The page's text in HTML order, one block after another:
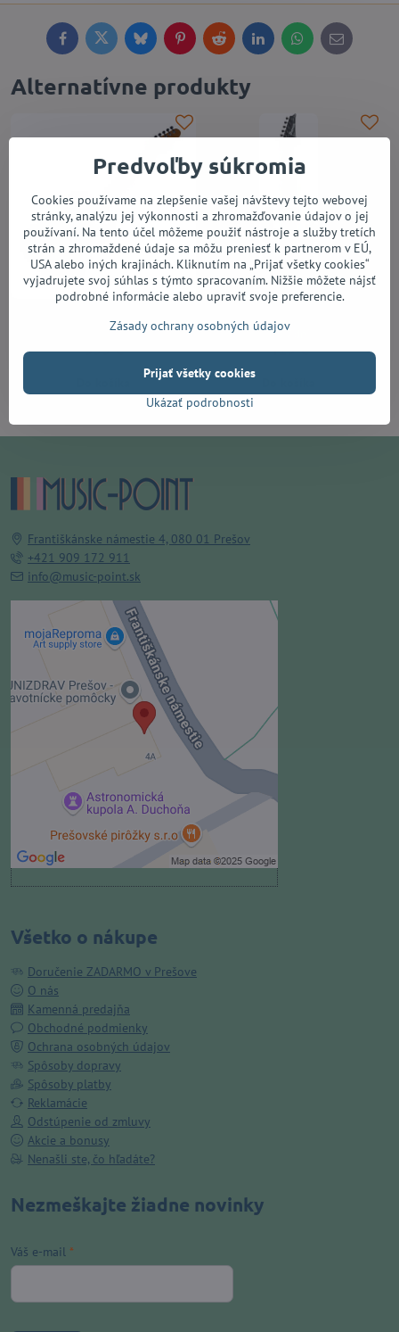
FacebookTwitterBlueskyPinterestReddit LinkedInWhatsApp
E-
mail
Alternatívne produkty
Skladom (externý sklad)
355 €
Do 7 dní
419 €
Františkánske námestie 4, 080 01 Prešov
+421 909 172 911
info@music-point.sk
Externý obsah je blokovaný
Voľbami súkromia
Prajete si načítať externý obsah?
Povoliť tentokrát
Povoliť a zapamätať - súhlas s
druhom cookie: Funkčné
Otvoriť obsah v novom okne
Všetko o nákupe
Doručenie ZADARMO v Prešove
O nás
Kamenná predajňa
Obchodné podmienky
Ochrana osobných údajov
Spôsoby dopravy
Spôsoby platby
Reklamácie
Odstúpenie od zmluvy
Akcie a bonusy
Nenašli ste, čo hľadáte?
Nezmeškajte žiadne novinky
Váš e-mail *
Predvoľby súkromia
Cookies používame na zlepšenie vašej návštevy tejto webovej
stránky, analýzu jej výkonnosti a zhromažďovanie údajov o jej
používaní. Na tento účel môžeme použiť nástroje a služby tretích
strán a zhromaždené údaje sa môžu preniesť k partnerom v EÚ,
USA alebo iných krajinách. Kliknutím na „Prijať všetky cookies“
vyjadrujete svoj súhlas s týmto spracovaním. Nižšie môžete nájsť
podrobné informácie alebo upraviť svoje preferencie.
Zásady ochrany osobných údajov
Ukázať podrobnosti
Prijať všetky cookies